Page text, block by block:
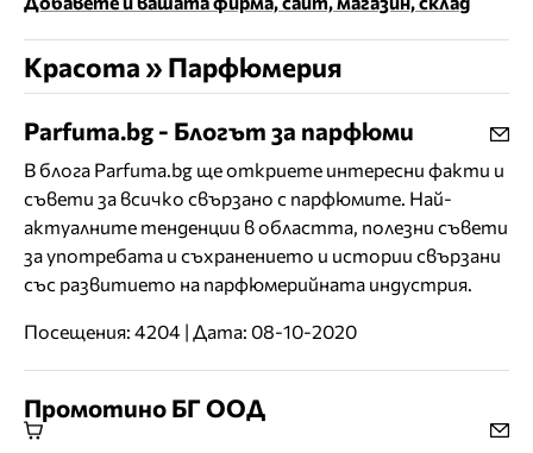
Красота » Парфюмерия
Parfuma.bg - Блогът за парфюми
В блога Parfuma.bg ще откриете интересни факти и
съвети за всичко свързано с парфюмите. Най-
актуалните тенденции в областта, полезни съвети
за употребата и съхранението и истории свързани
със развитието на парфюмерийната индустрия.
Посещения: 4204 | Дата: 08-10-2020
Промотино БГ ООД